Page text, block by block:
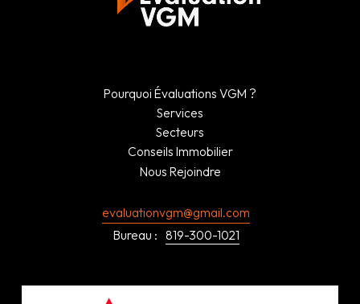
Pourquoi Évaluations VGM ?
Services
Secteurs
Conseils Immobilier
Nous Rejoindre
evaluationvgm@gmail.com
Bureau : 819-300-1021